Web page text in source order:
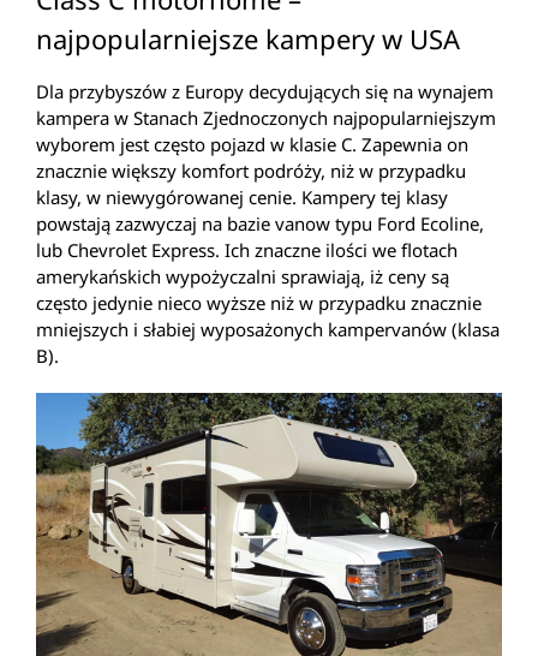
najpopularniejsze kampery w USA
Dla przybyszów z Europy decydujących się na wynajem
kampera w Stanach Zjednoczonych najpopularniejszym
wyborem jest często pojazd w klasie C. Zapewnia on
znacznie większy komfort podróży, niż w przypadku
klasy, w niewygórowanej cenie. Kampery tej klasy
powstają zazwyczaj na bazie vanow typu Ford Ecoline,
lub Chevrolet Express. Ich znaczne ilości we flotach
amerykańskich wypożyczalni sprawiają, iż ceny są
często jedynie nieco wyższe niż w przypadku znacznie
mniejszych i słabiej wyposażonych kampervanów (klasa
B).